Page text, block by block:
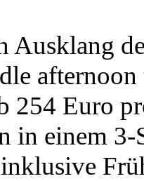
Ausklang
afternoon
254 Euro
in einem